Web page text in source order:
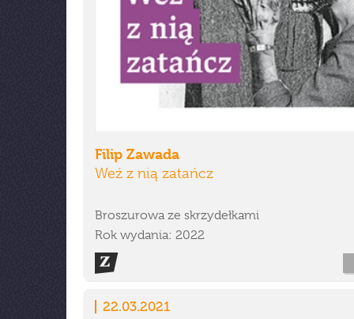
Filip Zawada
Weź z nią zatańcz
Broszurowa ze skrzydełkami
Rok wydania: 2022
22.03.2021